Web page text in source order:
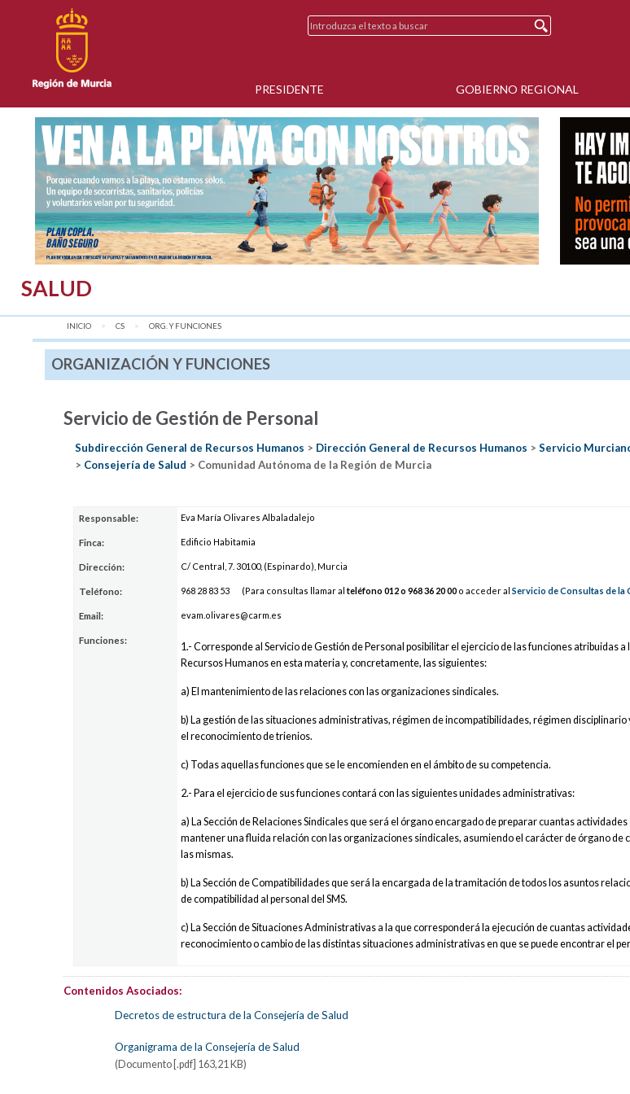
PRESIDENTE GOBIERNO REGIONAL
SALUD
INICIO CS AQUÍ:
ORG. Y FUNCIONES
ORGANIZACIÓN Y FUNCIONES
Servicio de Gestión de Personal
Subdirección General de Recursos Humanos > Dirección General de Recursos Humanos > Servicio
> Consejería de Salud > Comunidad Autónoma de la Región de Murcia
Responsable: Eva María Olivares Albaladalejo
Finca: Edificio Habitamia
Dirección: C/ Central, 7. 30100, (Espinardo), Murcia
Teléfono: 968 28 83 53 (Para consultas llamar alteléfono 012 o 96836 20 00 o acceder alServicio de Consultas de la
Email: evam.olivares@carm .es
Funciones:
1.- Corresponde al Servicio de Gestión de Personal posibilitar el ejercicio de las funciones atribuidas
Recursos Humanos en esta materia y, concretamente, las siguientes:
a) El mantenimiento de las relaciones con las organizaciones sindicales.
b) La gestión de las situaciones administrativas, régimen de incompatibilidades, régimen
el reconocimiento de trienios.
c) Todas aquellas funciones que se le encomienden en el ámbito de su competencia.
2.- Para el ejercicio de sus funciones contará con las siguientes unidades administrativas:
a) La Sección de Relaciones Sindicales que será el órgano encargado de preparar cuantas
mantener una fluida relación con las organizaciones sindicales, asumiendo el carácter de órgano de
las mismas.
b) La Sección de Compatibilidades que será la encargada de la tramitación de todos los asuntos
de compatibilidad al personal del SMS.
c) La Sección de Situaciones Administrativas a la que corresponderá la ejecución de cuantas
reconocimiento o cambio de las distintas situaciones administrativas en que se puede encontrar el
Contenidos Asociados:
Decretos de estructura de la Consejería de Salud
Organigrama de la Consejería de Salud
(Documento [.pdf] 163,21 KB)